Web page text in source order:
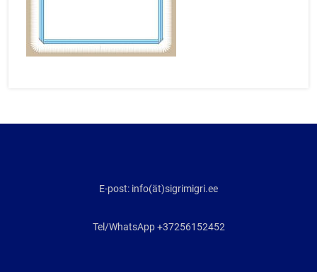
E-post: info(ät)sigrimigri.ee
Tel/WhatsApp +37256152452